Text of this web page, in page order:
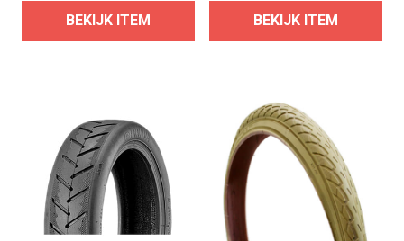
BEKIJK ITEM BEKIJK ITEM